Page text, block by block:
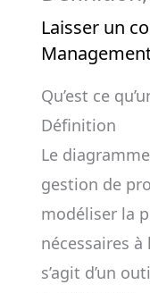
Laisser un
Qu’est ce
Définition
Le
gestion de
modéliser la
nécessaires
s’agit d’un